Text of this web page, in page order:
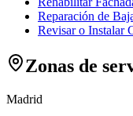
Reparación de
Revisar o Instalar
Zonas de
Madrid